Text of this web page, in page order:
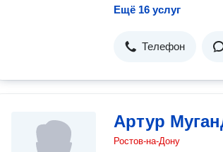
Ещё 16 услуг
Телефон
Артур
Ростов-на-Дону